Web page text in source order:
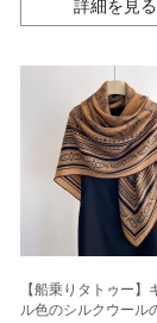
詳細を見る
【船乗りタトゥー】
ル色のシルクウール